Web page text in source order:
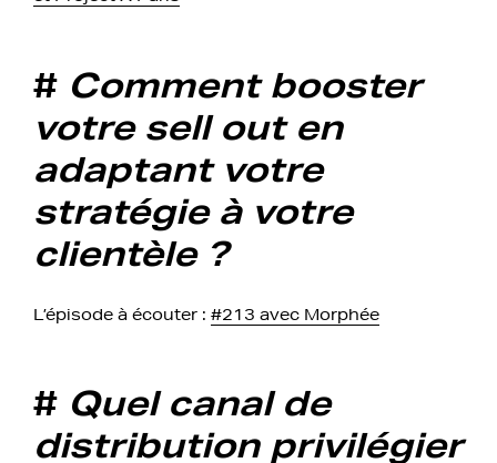
# Comment booster
votre sell out en
adaptant votre
stratégie à votre
clientèle ?
L’épisode à écouter : #213 avec Morphée
# Quel canal de
distribution privilégier